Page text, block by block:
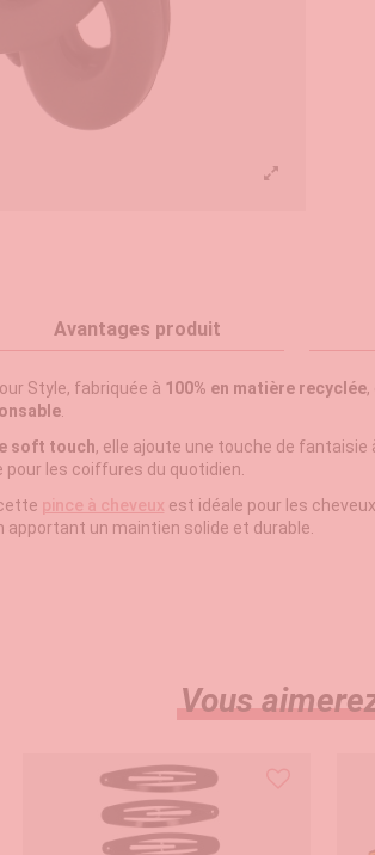
Avantages produit
Style, fabriquée à 100% en matière recyclée,
.
soft touch, elle ajoute une touche de
les coiffures du quotidien.
pince à cheveux est idéale pour les
un maintien solide et durable.
Vous